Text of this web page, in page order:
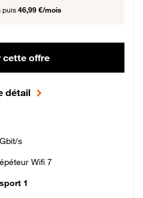
puis 46,99 €/mois
cette offre
détail
s
Wifi 7
1